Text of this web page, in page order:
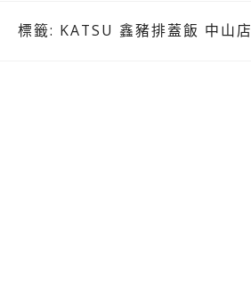
標籤: KATSU 鑫豬排蓋飯 中山店